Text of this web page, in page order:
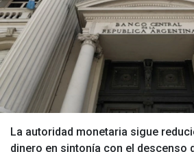
La autoridad monetaria sigue
dinero en sintonía con el descenso